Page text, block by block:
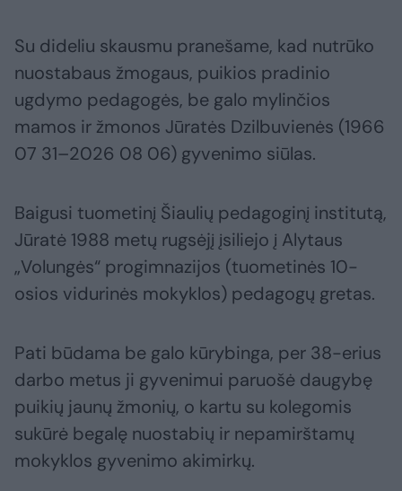
Su dideliu skausmu pranešame, kad nutrūko
nuostabaus žmogaus, puikios pradinio
ugdymo pedagogės, be galo mylinčios
mamos ir žmonos Jūratės Dzilbuvienės (1966
07 31–2026 08 06) gyvenimo siūlas.
Baigusi tuometinį Šiaulių pedagoginį institutą,
Jūratė 1988 metų rugsėjį įsiliejo į Alytaus
„Volungės“ progimnazijos (tuometinės 10-
osios vidurinės mokyklos) pedagogų gretas.
Pati būdama be galo kūrybinga, per 38-erius
darbo metus ji gyvenimui paruošė daugybę
puikių jaunų žmonių, o kartu su kolegomis
sukūrė begalę nuostabių ir nepamirštamų
mokyklos gyvenimo akimirkų.